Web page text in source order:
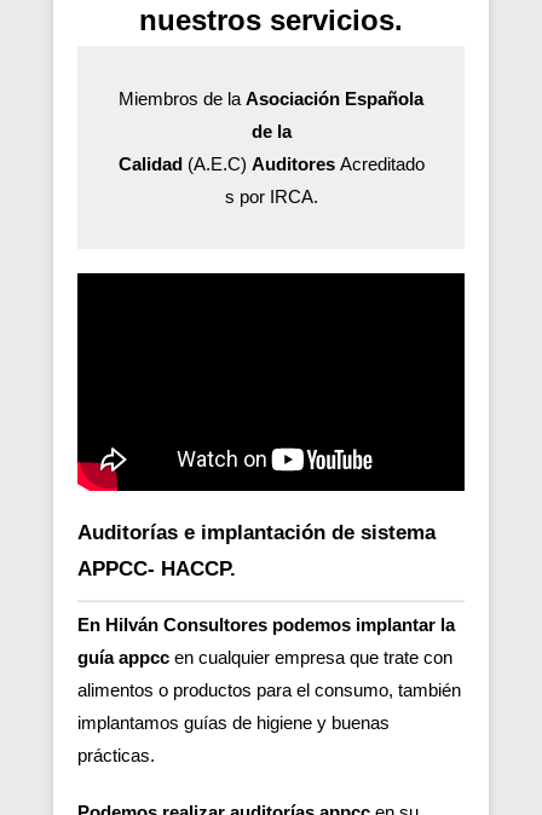
nuestros servicios.
Miembros de la Asociación Española
de la
Calidad(A.E.C) AuditoresAcreditado
s por IRCA.
Auditorías e implantación de sistema
APPCC- HACCP.
En Hilván Consultores podemos implantar la
guía appcc en cualquier empresa que trate con
alimentos o productos para el consumo, también
implantamos guías de higiene y buenas
prácticas.